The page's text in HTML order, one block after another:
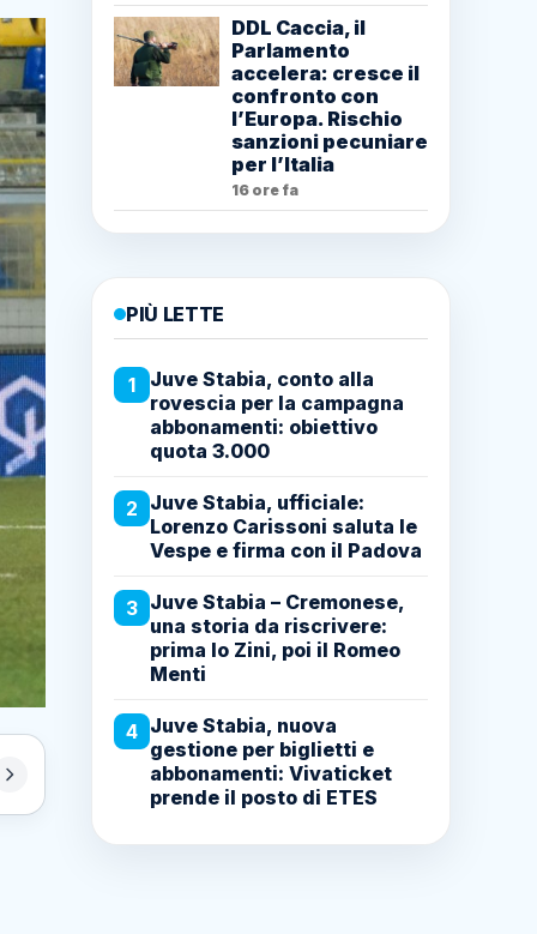
DDL Caccia, il
Parlamento
accelera: cresce il
confronto con
l’Europa. Rischio
sanzioni pecuniare
per l’Italia
16 ore fa
PIÙ LETTE
1
Juve Stabia, conto alla
rovescia per la campagna
abbonamenti: obiettivo
quota 3.000
2 Juve Stabia, ufficiale:
Lorenzo Carissoni saluta le
Vespe e firma con il Padova
3 Juve Stabia – Cremonese,
una storia da riscrivere:
prima lo Zini, poi il Romeo
Menti
4 Juve Stabia, nuova
gestione per biglietti e
abbonamenti: Vivaticket
prende il posto di ETES